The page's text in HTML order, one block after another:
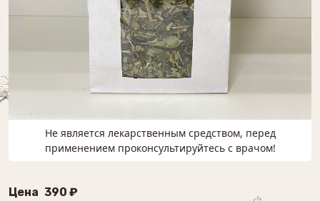
Не является лекарственным средством, перед
применением проконсультируйтесь с врачом!
Цена 390 ₽